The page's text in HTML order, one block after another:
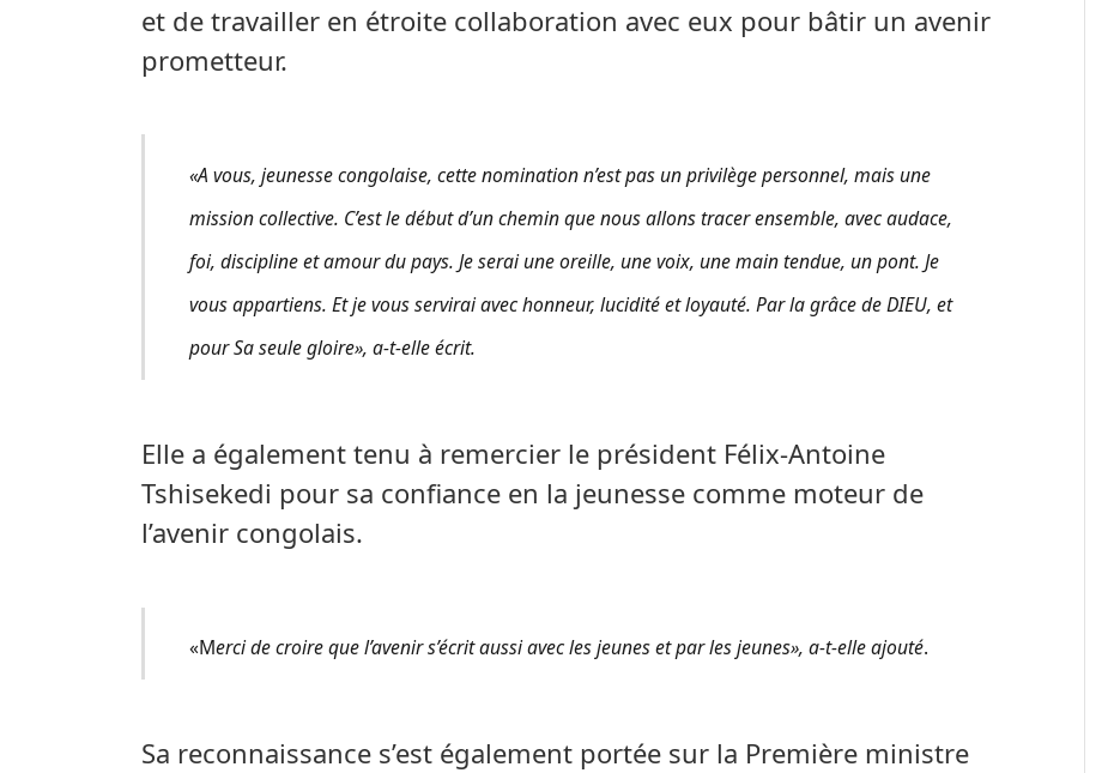
et de travailler en étroite collaboration avec eux pour bâtir un avenir
prometteur.
«A vous, jeunesse congolaise, cette nomination n’est pas un privilège personnel, mais une
mission collective. C’est le début d’un chemin que nous allons tracer ensemble, avec audace,
foi, discipline et amour du pays. Je serai une oreille, une voix, une main tendue, un pont. Je
vous appartiens. Et je vous servirai avec honneur, lucidité et loyauté. Par la grâce de DIEU, et
pour Sa seule gloire», a-t-elle écrit.
Elle a également tenu à remercier le président Félix-Antoine
Tshisekedi pour sa confiance en la jeunesse comme moteur de
l’avenir congolais.
«Merci de croire que l’avenir s’écrit aussi avec les jeunes et par les jeunes», a-t-elle ajouté.
Sa reconnaissance s’est également portée sur la Première ministre